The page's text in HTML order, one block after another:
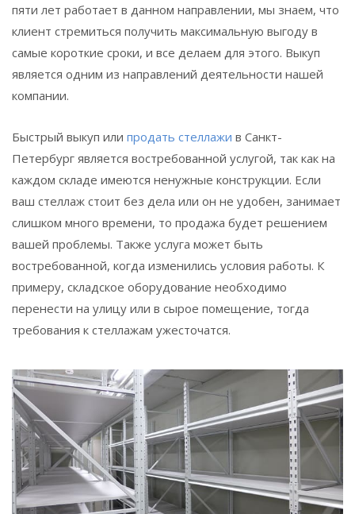
пяти лет работает в данном направлении, мы знаем, что
клиент стремиться получить максимальную выгоду в
самые короткие сроки, и все делаем для этого. Выкуп
является одним из направлений деятельности нашей
компании.
Быстрый выкуп или продать стеллажи в Санкт-
Петербург является востребованной услугой, так как на
каждом складе имеются ненужные конструкции. Если
ваш стеллаж стоит без дела или он не удобен, занимает
слишком много времени, то продажа будет решением
вашей проблемы. Также услуга может быть
востребованной, когда изменились условия работы. К
примеру, складское оборудование необходимо
перенести на улицу или в сырое помещение, тогда
требования к стеллажам ужесточатся.